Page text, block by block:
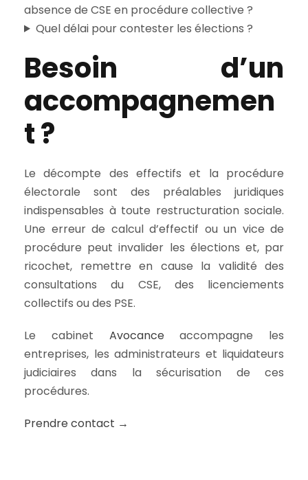
absence de CSE en procédure collective ?
Quel délai pour contester les élections ?
Besoin d’un
accompagnemen
t ?
Le décompte des effectifs et la procédure
électorale sont des préalables juridiques
indispensables à toute restructuration sociale.
Une erreur de calcul d’effectif ou un vice de
procédure peut invalider les élections et, par
ricochet, remettre en cause la validité des
consultations du CSE, des licenciements
collectifs ou des PSE.
Le cabinet Avocanceaccompagne les
entreprises, les administrateurs et liquidateurs
judiciaires dans la sécurisation de ces
procédures.
Prendre contact →